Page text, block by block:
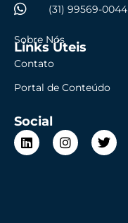
(31) 99569-0044
Links Úteis
Sobre Nós
Contato
Portal de Conteúdo
Social
L
i
I
n
T
w